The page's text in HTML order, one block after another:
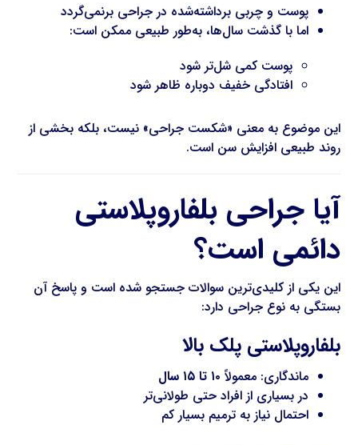
پوست و چربی برداشته‌شده در جراحی برنمی‌گردد
اما با گذشت سال‌ها، به‌طور طبیعی ممکن است:
پوست کمی شل‌تر شود
افتادگی خفیف دوباره ظاهر شود
این موضوع به معنی «شکست جراحی» نیست، بلکه بخشی از
روند طبیعی افزایش سن است.
آیا جراحی بلفاروپلاستی
دائمی است؟
این یکی از کلیدی‌ترین سوالات جستجو شده است و پاسخ آن
بستگی به نوع جراحی دارد:
بلفاروپلاستی پلک بالا
ماندگاری: معمولاً ۱۰ تا ۱۵ سال
در بسیاری از افراد حتی طولانی‌تر
احتمال نیاز به ترمیم بسیار کم